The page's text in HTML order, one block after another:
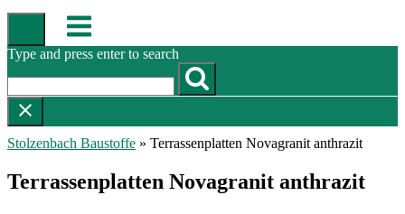
Skip
content
Menu
Type and press enter to search
Stolzenbach Baustoffe » Terrassenplatten Novagranit anthrazit
Terrassenplatten Novagranit anthrazit